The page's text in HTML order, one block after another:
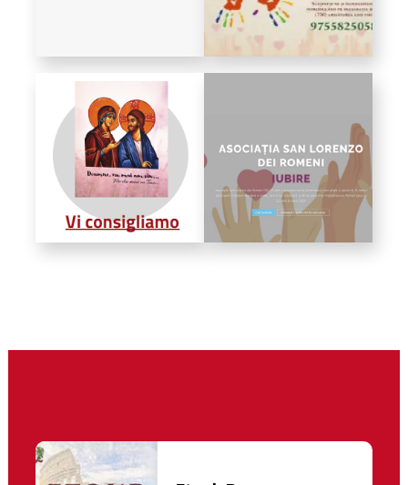
Cuvântul Episcopului
Lectura Lunii
Prezentarea
Parohiilor
CONTACT